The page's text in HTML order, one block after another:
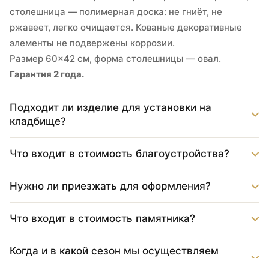
столешница — полимерная доска: не гниёт, не
ржавеет, легко очищается. Кованые декоративные
элементы не подвержены коррозии.
Размер 60×42 см, форма столешницы — овал.
Гарантия 2 года.
Подходит ли изделие для установки на
кладбище?
Что входит в стоимость благоустройства?
Нужно ли приезжать для оформления?
Что входит в стоимость памятника?
Когда и в какой сезон мы осуществляем